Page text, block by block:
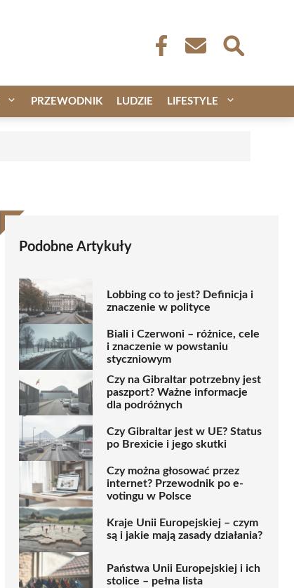
PRZEWODNIK LUDZIE LIFESTYLE
Podobne Artykuły
Lobbing co to jest? Definicja i
znaczenie w polityce
Biali i Czerwoni – różnice, cele
i znaczenie w powstaniu
styczniowym
Czy na Gibraltar potrzebny jest
paszport? Ważne informacje
dla podróżnych
Czy Gibraltar jest w UE? Status
po Brexicie i jego skutki
Czy można głosować przez
internet? Przewodnik po e-
votingu w Polsce
Kraje Unii Europejskiej – czym
są i jakie mają zasady działania?
Państwa Unii Europejskiej i ich
stolice – pełna lista